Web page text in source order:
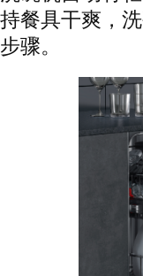
持餐具干爽，
步骤。